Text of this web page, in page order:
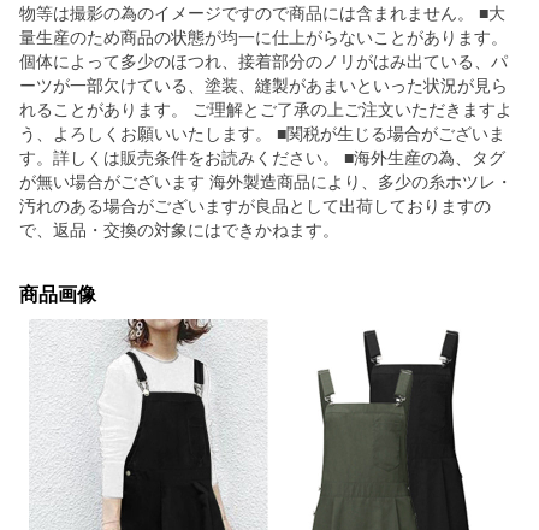
物等は撮影の為のイメージですので商品には含まれません。 ■大
量生産のため商品の状態が均一に仕上がらないことがあります。
個体によって多少のほつれ、接着部分のノリがはみ出ている、パ
ーツが一部欠けている、塗装、縫製があまいといった状況が見ら
れることがあります。 ご理解とご了承の上ご注文いただきますよ
う、よろしくお願いいたします。 ■関税が生じる場合がございま
す。詳しくは販売条件をお読みください。 ■海外生産の為、タグ
が無い場合がございます 海外製造商品により、多少の糸ホツレ・
汚れのある場合がございますが良品として出荷しておりますの
で、返品・交換の対象にはできかねます。
商品画像